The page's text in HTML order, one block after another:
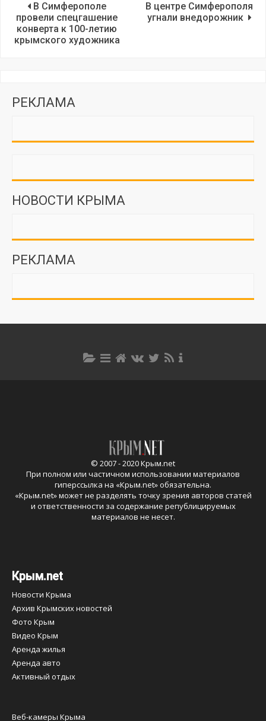
В Симферополе
провели спецгашение
конверта к 100-летию
крымского художника
В центре Симферополя
угнали внедорожник
РЕКЛАМА
НОВОСТИ КРЫМА
РЕКЛАМА
© 2007 - 2020 Крым.net
При полном или частичном использовании материалов
гиперссылка на «Крым.net» обязательна.
«Крым.net» может не разделять точку зрения авторов статей
и ответственности за содержание републицируемых
материалов не несет.
Крым.net
Новости Крыма
Архив Крымских новостей
Фото Крым
Видео Крым
Аренда жилья
Аренда авто
Активный отдых
Веб-камеры Крыма